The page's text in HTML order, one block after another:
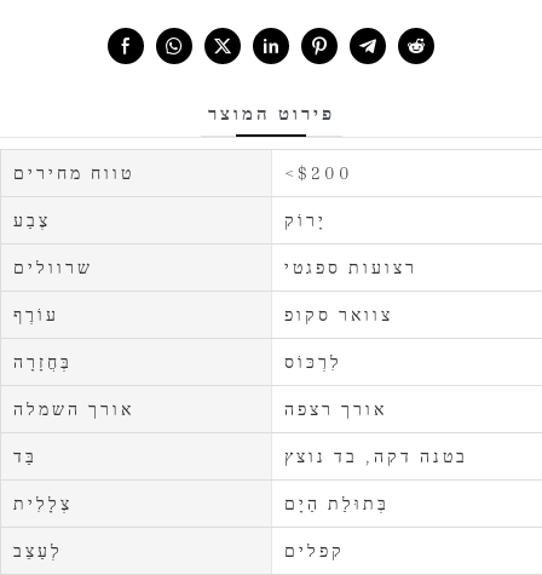
פירוט המוצר
טווח מחירים <$200
צֶבַע יָרוֹק
שרוולים רצועות ספגטי
עוֹרֶף צוואר סקופ
בְּחֲזָרָה לִרְכּוֹס
אורך השמלה אורך רצפה
בַּד בטנה דקה, בד נוצץ
צְלָלִית בְּתוּלַת הַיָם
לְעַצֵב קפלים